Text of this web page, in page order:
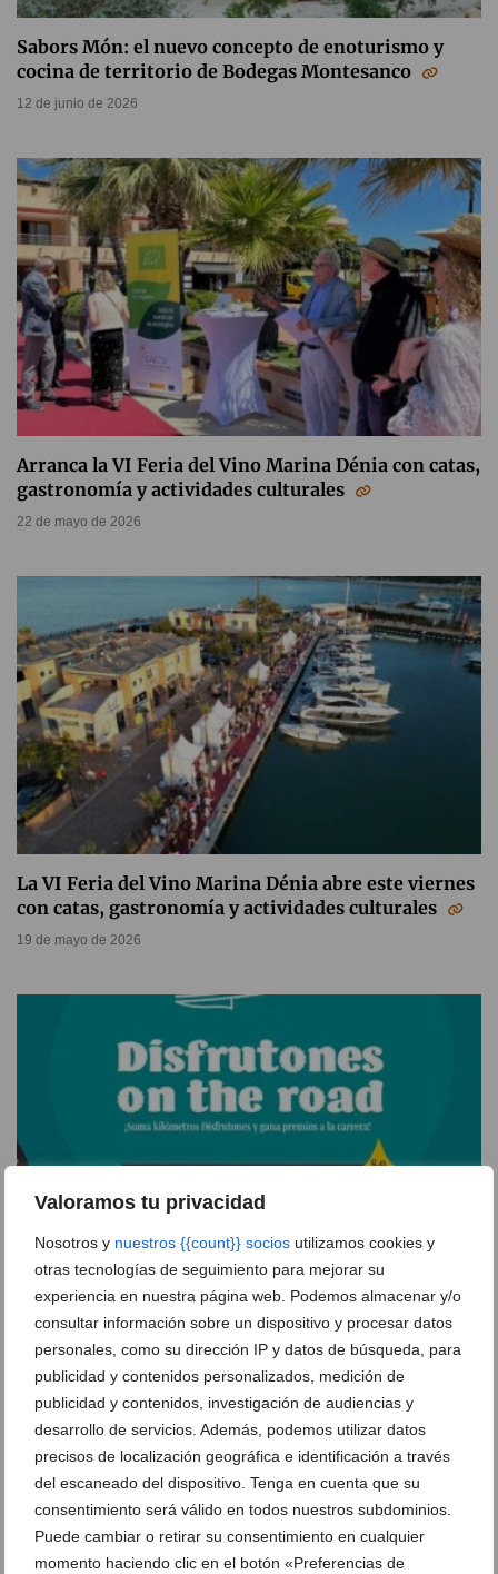
Valoramos tu privacidad
Nosotros y nuestros {{count}} socios utilizamos cookies y
otras tecnologías de seguimiento para mejorar su
experiencia en nuestra página web. Podemos almacenar y/o
consultar información sobre un dispositivo y procesar datos
personales, como su dirección IP y datos de búsqueda, para
publicidad y contenidos personalizados, medición de
publicidad y contenidos, investigación de audiencias y
desarrollo de servicios. Además, podemos utilizar datos
precisos de localización geográfica e identificación a través
del escaneado del dispositivo. Tenga en cuenta que su
consentimiento será válido en todos nuestros subdominios.
Puede cambiar o retirar su consentimiento en cualquier
momento haciendo clic en el botón «Preferencias de
Sabors Món: el nuevo concepto de enoturismo y
cocina de territorio de Bodegas Montesanco
12 de junio de 2026
Arranca la VI Feria del Vino Marina Dénia con catas,
gastronomía y actividades culturales
22 de mayo de 2026
La VI Feria del Vino Marina Dénia abre este viernes
con catas, gastronomía y actividades culturales
19 de mayo de 2026
El Club de los Disfrutones celebra su 7º aniversario
con juegos, premios y sorteos exclusivos en Portal
de la Marina
04 de mayo de 2026